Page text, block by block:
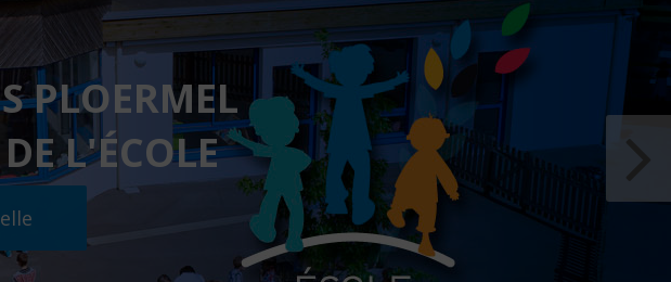
DE PLOËRMEL
DU RÉSEAU MENNAISIEN.